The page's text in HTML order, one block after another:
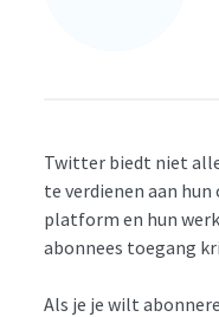
Twitter biedt niet
te verdienen aan
platform en hun
abonnees toegang
Als je je wilt